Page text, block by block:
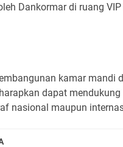
Dankormar di ruang
kamar mandi
dapat
nasional maupun